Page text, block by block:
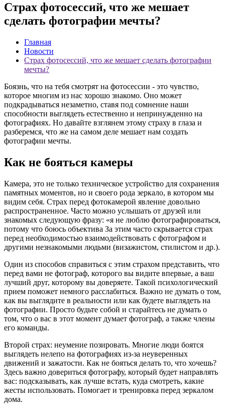
Страх фотосессий, что же мешает
сделать фотографии мечты?
Главная
Новости
Страх фотосессий, что же мешает сделать фотографии
мечты?
Боязнь, что на тебя смотрят на фотосессии - это чувство,
которое многим из нас хорошо знакомо. Оно может
подкрадываться незаметно, ставя под сомнение наши
способности выглядеть естественно и непринужденно на
фотографиях. Но давайте взглянем этому страху в глаза и
разберемся, что же на самом деле мешает нам создать
фотографии мечты.
Как не бояться камеры
Камера, это не только техническое устройство для сохранения
памятных моментов, но и своего рода зеркало, в котором мы
видим себя. Страх перед фотокамерой явление довольно
распространенное. Часто можно услышать от друзей или
знакомых следующую фразу: «я не люблю фотографироваться,
потому что боюсь объектива За этим часто скрывается страх
перед необходимостью взаимодействовать с фотографом и
другими незнакомыми людьми (визажистом, стилистом и др.).
Один из способов справиться с этим страхом представить, что
перед вами не фотограф, которого вы видите впервые, а ваш
лучший друг, которому вы доверяете. Такой психологический
прием поможет немного расслабиться. Важно не думать о том,
как вы выглядите в реальности или как будете выглядеть на
фотографии. Просто будьте собой и старайтесь не думать о
том, что о вас в этот момент думает фотограф, а также члены
его команды.
Второй страх: неумение позировать. Многие люди боятся
выглядеть нелепо на фотографиях из-за неуверенных
движений и зажатости. Как не бояться делать то, что хочешь?
Здесь важно довериться фотографу, который будет направлять
вас: подсказывать, как лучше встать, куда смотреть, какие
жесты использовать. Помогает и тренировка перед зеркалом
дома.